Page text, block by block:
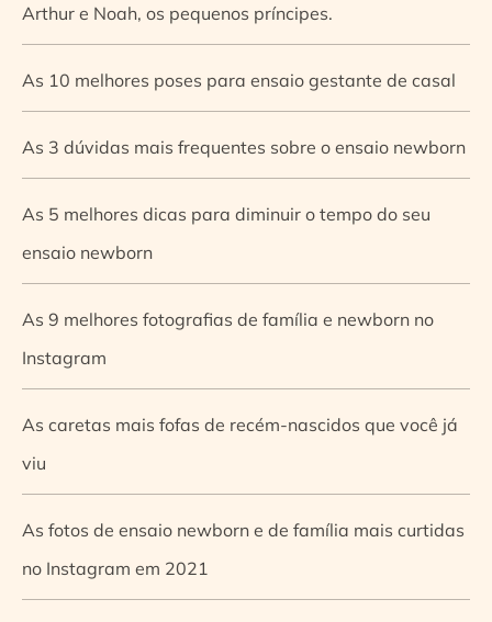
Arthur e Noah, os pequenos príncipes.
As 10 melhores poses para ensaio gestante de casal
As 3 dúvidas mais frequentes sobre o ensaio newborn
As 5 melhores dicas para diminuir o tempo do seu
ensaio newborn
As 9 melhores fotografias de família e newborn no
Instagram
As caretas mais fofas de recém-nascidos que você já
viu
As fotos de ensaio newborn e de família mais curtidas
no Instagram em 2021